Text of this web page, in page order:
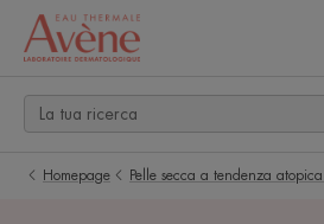
Homepage Pelle secca a tendenza atopica